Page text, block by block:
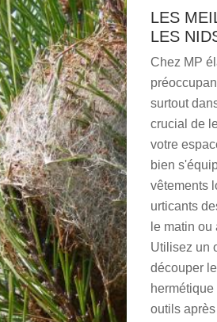
LES
LES
Chez MP
surtout
crucial de
votre
bien
vêtements
urticants
le matin
Utilisez un
découper
outils